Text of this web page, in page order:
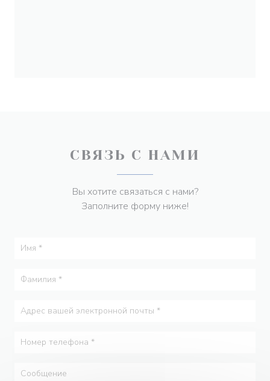
СВЯЗЬ С НАМИ
Вы хотите связаться с нами?
Заполните форму ниже!